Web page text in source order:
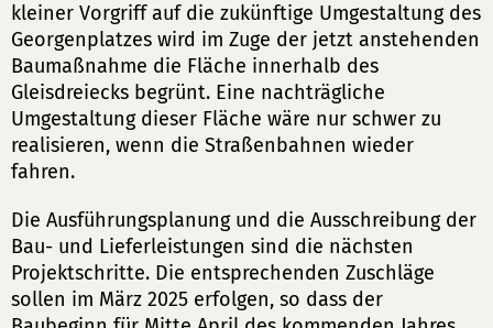
kleiner Vorgriff auf die zukünftige Umgestaltung des
Georgenplatzes wird im Zuge der jetzt anstehenden
Baumaßnahme die Fläche innerhalb des
Gleisdreiecks begrünt. Eine nachträgliche
Umgestaltung dieser Fläche wäre nur schwer zu
realisieren, wenn die Straßenbahnen wieder
fahren.
Die Ausführungsplanung und die Ausschreibung der
Bau- und Lieferleistungen sind die nächsten
Projektschritte. Die entsprechenden Zuschläge
sollen im März 2025 erfolgen, so dass der